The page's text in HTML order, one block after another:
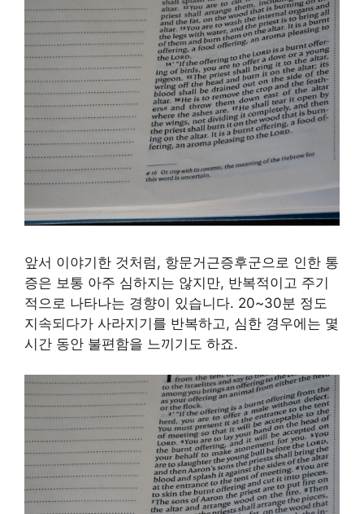
앞서 이야기한 것처럼, 항문거근증후군으로 인한 통
증은 보통 아주 심하지는 않지만, 반복적이고 주기
적으로 나타나는 경향이 있습니다. 20~30분 정도
지속되다가 사라지기를 반복하고, 심한 경우에는 몇
시간 동안 불편함을 느끼기도 하죠.